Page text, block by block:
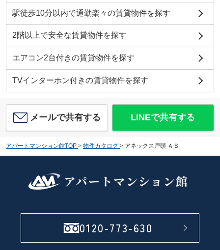
駅徒歩10分以内で通勤楽々の賃貸物件を探す
2階以上で安全な賃貸物件を探す
エアコン2台付きの賃貸物件を探す
TVインターホン付きの賃貸物件を探す
メールで共有する LINEで共有する
アパートマンション館TOP > 物件カタログ > アネックス戸頭 ＡＢ
0120-773-630